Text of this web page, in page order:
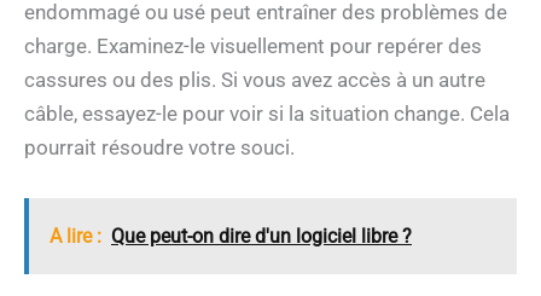
endommagé ou usé peut entraîner des problèmes de
charge. Examinez-le visuellement pour repérer des
cassures ou des plis. Si vous avez accès à un autre
câble, essayez-le pour voir si la situation change. Cela
pourrait résoudre votre souci.
A lire : Que peut-on dire d'un logiciel libre ?